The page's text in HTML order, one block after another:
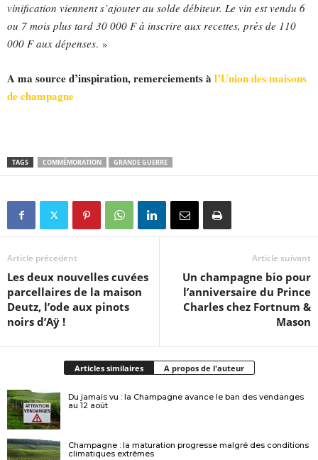
vinification viennent s’ajouter au solde débiteur. Le vin est vendu 6
ou 7 mois plus tard 30 000 F à inscrire aux recettes, près de 110
000 F aux dépenses. »
A ma source d’inspiration, remerciements à l’Union des maisons
de champagne
TAGS COMMÉMORATION GRANDE GUERRE
Article précedent
Les deux nouvelles cuvées
parcellaires de la maison
Deutz, l’ode aux pinots
noirs d’Aÿ !
Article suivant
Un champagne bio pour
l’anniversaire du Prince
Charles chez Fortnum &
Mason
Articles similaires A propos de l'auteur
Du jamais vu : la Champagne avance le ban des vendanges
au 12 août
Champagne : la maturation progresse malgré des conditions
climatiques extrêmes